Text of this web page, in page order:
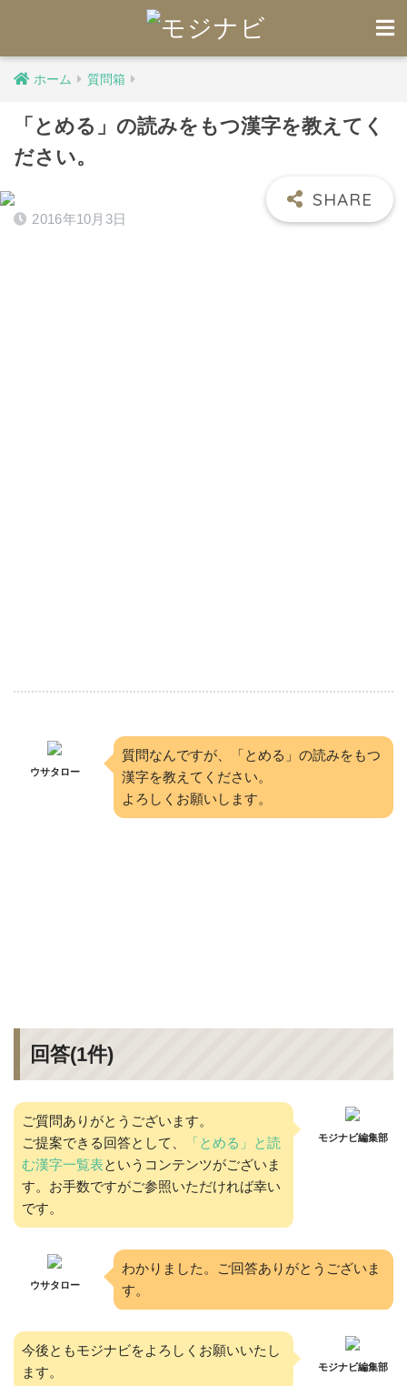
ホーム 質問箱
「とめる」の読みをもつ漢字を教えてく
ださい。
2016年10月3日
ウサタロー
質問なんですが、「とめる」の読みをもつ
漢字を教えてください。
よろしくお願いします。
回答(1件)
ご質問ありがとうございます。
ご提案できる回答として、
「とめる」と読
む漢字一覧表というコンテンツがございま
す。お手数ですがご参照いただければ幸い
です。
モジナビ編集部
ウサタロー
わかりました。ご回答ありがとうございま
す。
今後ともモジナビをよろしくお願いいたし
ます。
モジナビ編集部